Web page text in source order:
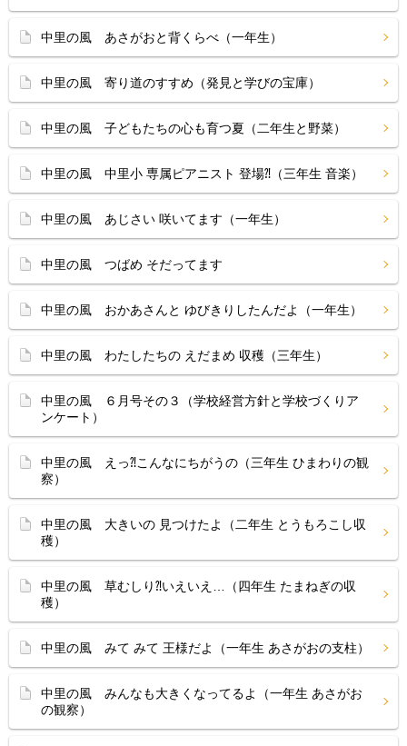
中里の風 あさがおと背くらべ（一年生）
中里の風 寄り道のすすめ（発見と学びの宝庫）
中里の風 子どもたちの心も育つ夏（二年生と野菜）
中里の風 中里小 専属ピアニスト 登場⁈（三年生 音楽）
中里の風 あじさい 咲いてます（一年生）
中里の風 つばめ そだってます
中里の風 おかあさんと ゆびきりしたんだよ（一年生）
中里の風 わたしたちの えだまめ 収穫（三年生）
中里の風 ６月号その３（学校経営方針と学校づくりア
ンケート）
中里の風 えっ⁈こんなにちがうの（三年生 ひまわりの観
察）
中里の風 大きいの 見つけたよ（二年生 とうもろこし収
穫）
中里の風 草むしり⁈いえいえ…（四年生 たまねぎの収
穫）
中里の風 みて みて 王様だよ（一年生 あさがおの支柱）
中里の風 みんなも大きくなってるよ（一年生 あさがお
の観察）